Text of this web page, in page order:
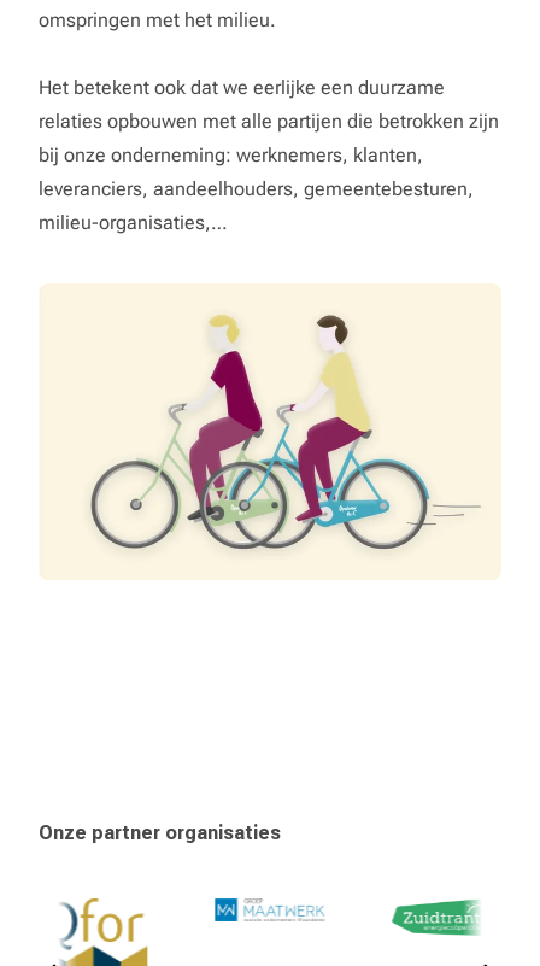
omspringen met het milieu.
Het betekent ook dat we eerlijke een duurzame
relaties opbouwen met alle partijen die betrokken zijn
bij onze onderneming: werknemers, klanten,
leveranciers, aandeelhouders, gemeentebesturen,
milieu-organisaties,…
Onze partner organisaties